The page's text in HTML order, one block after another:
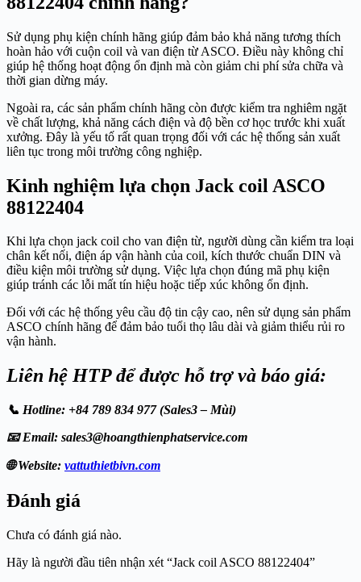
Sử dụng phụ kiện chính hãng giúp đảm bảo khả năng tương thích
hoàn hảo với cuộn coil và van điện từ ASCO. Điều này không chỉ
giúp hệ thống hoạt động ổn định mà còn giảm chi phí sửa chữa và
thời gian dừng máy.
Ngoài ra, các sản phẩm chính hãng còn được kiểm tra nghiêm ngặt
về chất lượng, khả năng cách điện và độ bền cơ học trước khi xuất
xưởng. Đây là yếu tố rất quan trọng đối với các hệ thống sản xuất
liên tục trong môi trường công nghiệp.
Kinh nghiệm lựa chọn Jack coil ASCO
88122404
Khi lựa chọn jack coil cho van điện từ, người dùng cần kiểm tra loại
chân kết nối, điện áp vận hành của coil, kích thước chuẩn DIN và
điều kiện môi trường sử dụng. Việc lựa chọn đúng mã phụ kiện
giúp tránh các lỗi mất tín hiệu hoặc tiếp xúc không ổn định.
Đối với các hệ thống yêu cầu độ tin cậy cao, nên sử dụng sản phẩm
ASCO chính hãng để đảm bảo tuổi thọ lâu dài và giảm thiểu rủi ro
vận hành.
Liên hệ HTP để được hỗ trợ và báo giá:
📞 Hotline: +84 789 834 977 (Sales3 – Mùi)
📧 Email: sales3@hoangthienphatservice.com
🌐 Website: vattuthietbivn.com
Đánh giá
Chưa có đánh giá nào.
Hãy là người đầu tiên nhận xét “Jack coil ASCO 88122404”